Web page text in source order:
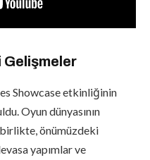
Gelişmeler
Showcase etkinliğinin
Oyun dünyasının
birlikte, önümüzdeki
yapımlar ve